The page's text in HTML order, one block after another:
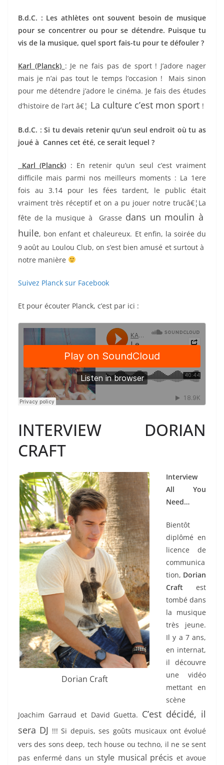
B.d.C. : Les athlètes ont souvent besoin de musique
pour se concentrer ou pour se détendre. Puisque tu
vis de la musique, quel sport fais-tu pour te défouler ?
Karl (Planck) : Je ne fais pas de sport ! J’adore nager
mais je n’ai pas tout le temps l’occasion ! Mais sinon
pour me détendre j’adore le cinéma. Je fais des études
d’histoire de l’art â€¦ La culture c’est mon sport !
B.d.C. : Si tu devais retenir qu’un seul endroit où tu as
joué à Cannes cet été, ce serait lequel ?
Karl (Planck) : En retenir qu’un seul c’est vraiment
difficile mais parmi nos meilleurs moments : La 1ere
fois au 3.14 pour les fées tardent, le public était
vraiment très réceptif et on a pu jouer notre trucâ€¦La
fête de la musique à Grasse dans un moulin à
huile, bon enfant et chaleureux. Et enfin, la soirée du
9 août au Loulou Club, on s’est bien amusé et surtout à
notre manière
Suivez Planck sur Facebook
Et pour écouter Planck, c’est par ici :
INTERVIEW DORIAN
CRAFT
Dorian Craft
Interview
All You
Need…
Bientôt
diplômé en
licence de
communica
tion, Dorian
Craft est
tombé dans
la musique
très jeune.
Il y a 7 ans,
en internat,
il découvre
une vidéo
mettant en
scène
Joachim Garraud et David Guetta. C’est décidé, il
sera DJ !!! Si depuis, ses goûts musicaux ont évolué
vers des sons deep, tech house ou techno, il ne se sent
pas enfermé dans un style musical précis et avoue